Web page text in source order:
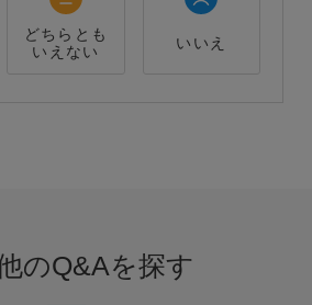
どちらとも
いえない
いいえ
のQ&Aを探す